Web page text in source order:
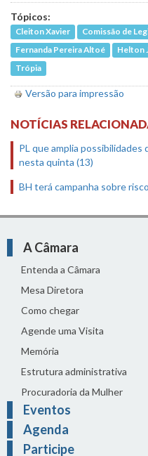
Tópicos:
Cleiton Xavier Comissão de
Fernanda Pereira Altoé
Helton
Trópia
Versão para impressão
NOTÍCIAS
PL que amplia
nesta quinta (13)
BH terá campanha sobre
A Câmara
Entenda a Câmara
Mesa Diretora
Como chegar
Agende uma Visita
Memória
Estrutura administrativa
Procuradoria da Mulher
Eventos
Agenda
Participe